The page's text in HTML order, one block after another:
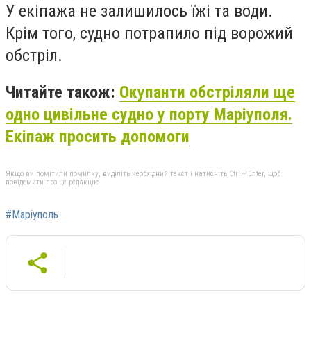
У екіпажа не залишилось їжі та води.
Крім того, судно потрапило під ворожий
обстріл.
Читайте також: Окупанти обстріляли ще
одно цивільне судно у порту Маріуполя.
Екіпаж просить допомоги
Якщо ви помітили помилку, виділіть необхідний текст і натисніть Ctrl + Enter, щоб
повідомити про це редакцію
#Маріуполь